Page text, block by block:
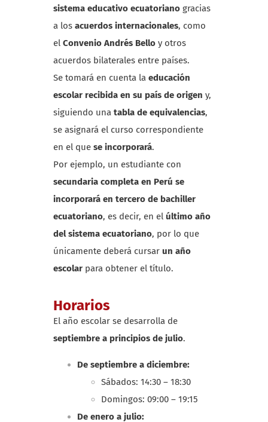
sistema educativo ecuatoriano gracias
a los acuerdos internacionales, como
el Convenio Andrés Bello y otros
acuerdos bilaterales entre países.
Se tomará en cuenta la educación
escolar recibida en su país de origen y,
siguiendo una tabla de equivalencias,
se asignará el curso correspondiente
en el que se incorporará.
Por ejemplo, un estudiante con
secundaria completa en Perú se
incorporará en tercero de bachiller
ecuatoriano, es decir, en el último año
del sistema ecuatoriano, por lo que
únicamente deberá cursar un año
escolar para obtener el título.
Horarios
El año escolar se desarrolla de
septiembre a principios de julio.
De septiembre a diciembre:
Sábados: 14:30 – 18:30
Domingos: 09:00 – 19:15
De enero a julio: